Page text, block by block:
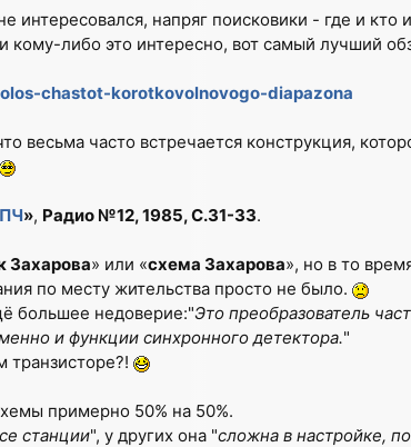
интересовался, напряг поисковики - где и кто
кому-либо это интересно, вот самый лучший
chastot-korotkovolnovogo-diapazona
весьма часто встречается конструкция,
», Радио №12, 1985, С.31-33.
Захарова» или «схема Захарова», но в то
по месту жительства просто не было.
большее недоверие:"Это преобразователь
и функции синхронного детектора."
транзисторе?!
примерно 50% на 50%.
станции", у других она "сложна в настройке,